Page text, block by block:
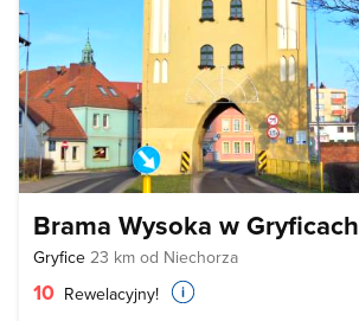
Brama Wysoka w Gryficach
Gryfice 23 km od Niechorza
10 Rewelacyjny!